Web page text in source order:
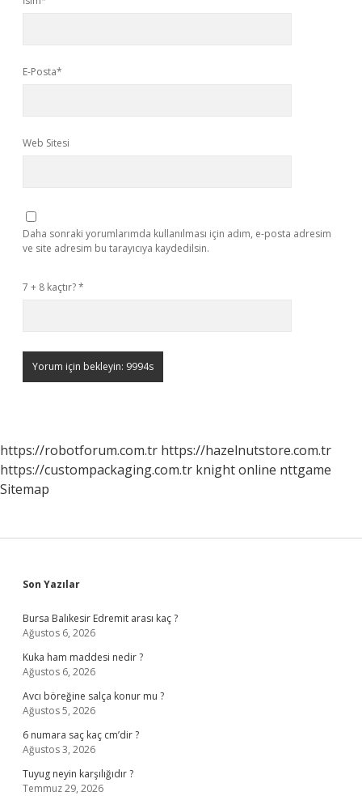
E-Posta*
Web Sitesi
Daha sonraki yorumlarımda kullanılması için adım, e-posta adresim
ve site adresim bu tarayıcıya kaydedilsin.
7 + 8 kaçtır?*
https://robotforum.com.tr https://hazelnutstore.com.tr
https://custompackaging.com.tr knight online nttgame
Sitemap
Sidebar
Son Yazılar
Bursa Balıkesir Edremit arası kaç ?
Ağustos 6, 2026
Kuka ham maddesi nedir ?
Ağustos 6, 2026
Avcı böreğine salça konur mu ?
Ağustos 5, 2026
6 numara saç kaç cm’dir ?
Ağustos 3, 2026
Tuyug neyin karşılığıdır ?
Temmuz 29, 2026